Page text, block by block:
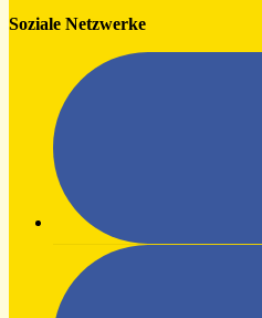
Soziale Netzwerke